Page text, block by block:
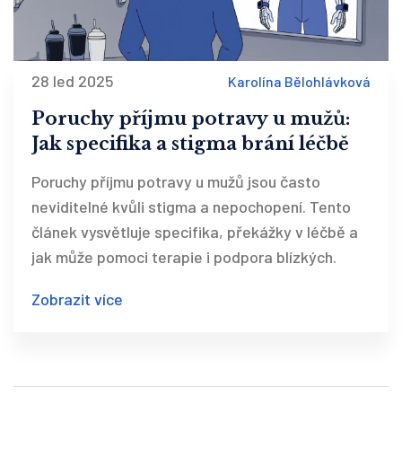
28 led 2025 Karolína Bělohlávková
Poruchy příjmu potravy u mužů:
Jak specifika a stigma brání léčbě
Poruchy příjmu potravy u mužů jsou často
neviditelné kvůli stigma a nepochopení. Tento
článek vysvětluje specifika, překážky v léčbě a
jak může pomoci terapie i podpora blízkých.
Zobrazit více